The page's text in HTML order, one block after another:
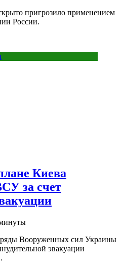
пригрозило применением
России.
Киева
за счет
Вооруженных сил Украины
эвакуации